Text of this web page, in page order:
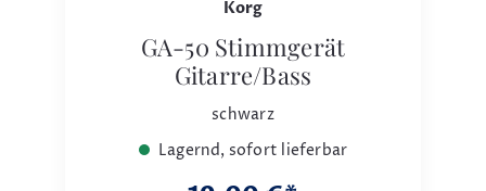
Korg
GA-50 Stimmgerät
Gitarre/Bass
schwarz
Lagernd, sofort lieferbar